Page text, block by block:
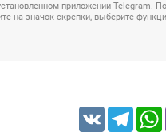
приложении Telegram.
на значок скрепки, выберите
VK